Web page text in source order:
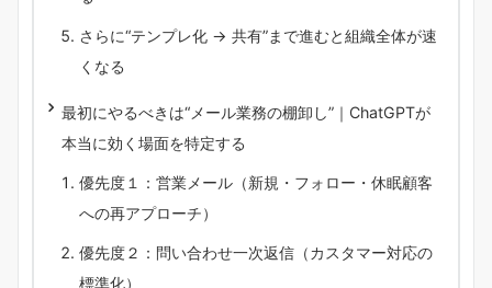
さらに“テンプレ化 → 共有”まで進むと組織全体が速
くなる
最初にやるべきは“メール業務の棚卸し”｜ChatGPTが
本当に効く場面を特定する
優先度１：営業メール（新規・フォロー・休眠顧客
への再アプローチ）
優先度２：問い合わせ一次返信（カスタマー対応の
標準化）